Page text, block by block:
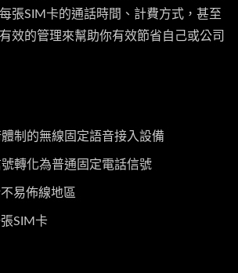
張SIM卡的通話時間、計費方式，甚至
效的管理來幫助你有效節省自己或公司
制的無線固定語音接入設備
轉化為普通固定電話信號
易佈線地區
SIM卡